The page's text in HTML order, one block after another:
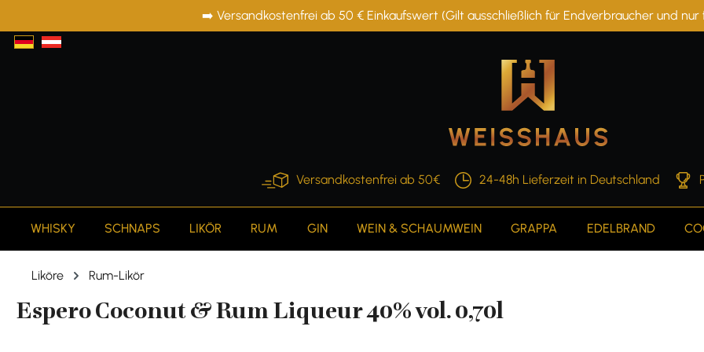
Zur Hauptnavigation springen➡️ Versandkostenfrei ab 50 € Einkaufswert (Gilt ausschließlich für Endverbraucher und
Versandkostenfrei ab 50€ 24-48h Lieferzeit in Deutschland
WHISKY SCHNAPS LIKÖR RUM GIN WEIN & SCHAUMWEIN GRAPPA EDELBRAND
Liköre Rum-Likör
Espero Coconut & Rum Liqueur 40% vol. 0,70l